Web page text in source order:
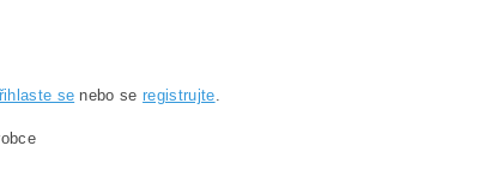
se nebo seregistrujte.